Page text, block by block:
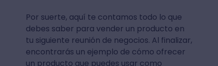
Por suerte, aquí te contamos todo lo que
debes saber para vender un producto en
tu siguiente reunión de negocios. Al finalizar,
encontrarás un ejemplo de cómo ofrecer
un producto que puedes usar como